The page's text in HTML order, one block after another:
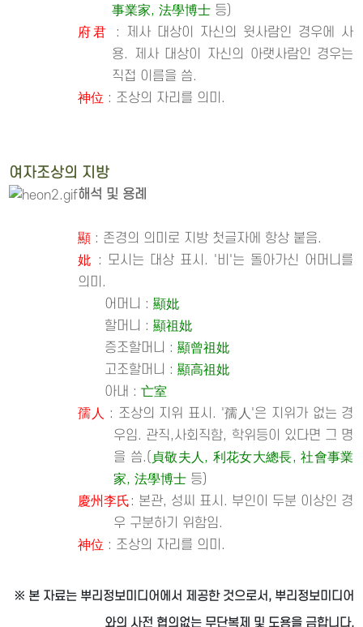
事業家, 法學博士 등)
府君
: 제사 대상이 자신의 윗사람인 경우에 사
용. 제사 대상이 자신의 아랫사람인 경우는
직접 이름을 씀.
神位 : 조상의 자리를 의미.
여자조상의 지방
해석 및 용례
顯 : 존경의 의미로 지방 첫글자에 항상 붙음.
妣 : 모시는 대상 표시. '비'는 돌아가신 어머니를
의미.
어머니 :顯妣
할머니 :顯祖妣
증조할머니 :顯曾祖妣
고조할머니 :顯高祖妣
아내 :亡室
孺人 : 조상의 지위 표시. '孺人'은 지위가 없는 경
우임. 관직,사회직함, 학위등이 있다면 그 명
을 씀.( 貞敬夫人, 利花女大總長, 社會事業
家, 法學博士 등)
慶州李氏: 본관, 성씨 표시. 부인이 두분 이상인 경
우 구분하기 위함임.
神位 : 조상의 자리를 의미.
※ 본 자료는 뿌리정보미디어에서 제공한 것으로서, 뿌리정보미디어
와의 사전 협의없는 무단복제 및 도용을 금합니다.